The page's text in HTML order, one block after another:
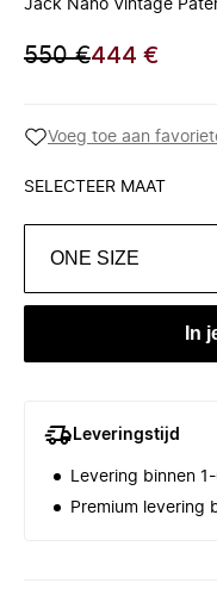
Jack Nano Vintage
550 €444 €
Voeg toe aan
SELECTEER MAAT
ONE SIZE
In
Leveringstijd
Levering binnen
Premium levering